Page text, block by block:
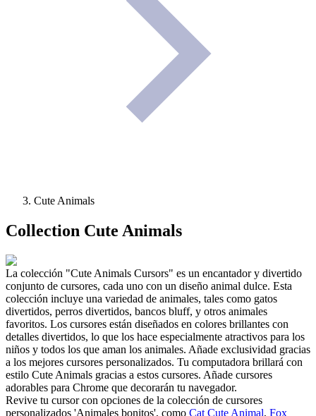
Cute Animals
Collection Cute Animals
La colección "Cute Animals Cursors" es un encantador y divertido
conjunto de cursores, cada uno con un diseño animal dulce. Esta
colección incluye una variedad de animales, tales como gatos
divertidos, perros divertidos, bancos bluff, y otros animales
favoritos. Los cursores están diseñados en colores brillantes con
detalles divertidos, lo que los hace especialmente atractivos para los
niños y todos los que aman los animales. Añade exclusividad gracias
a los mejores cursores personalizados. Tu computadora brillará con
estilo Cute Animals gracias a estos cursores. Añade cursores
adorables para Chrome que decorarán tu navegador.
Revive tu cursor con opciones de la colección de cursores
personalizados 'Animales bonitos', como Cat Cute Animal, Fox